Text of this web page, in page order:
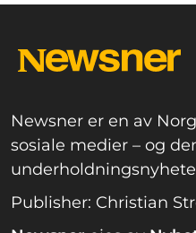
Newsner er en av
sosiale medier – og
Publisher: Christian